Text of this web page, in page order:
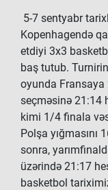
5-7 sentyabr
Kopenhagendə
etdiyi 3x3
baş tutub.
oyunda Fransaya
seçməsinə 21:14
kimi 1/4 finala
Polşa yığmasını
sonra,
üzərində 21:17
basketbol